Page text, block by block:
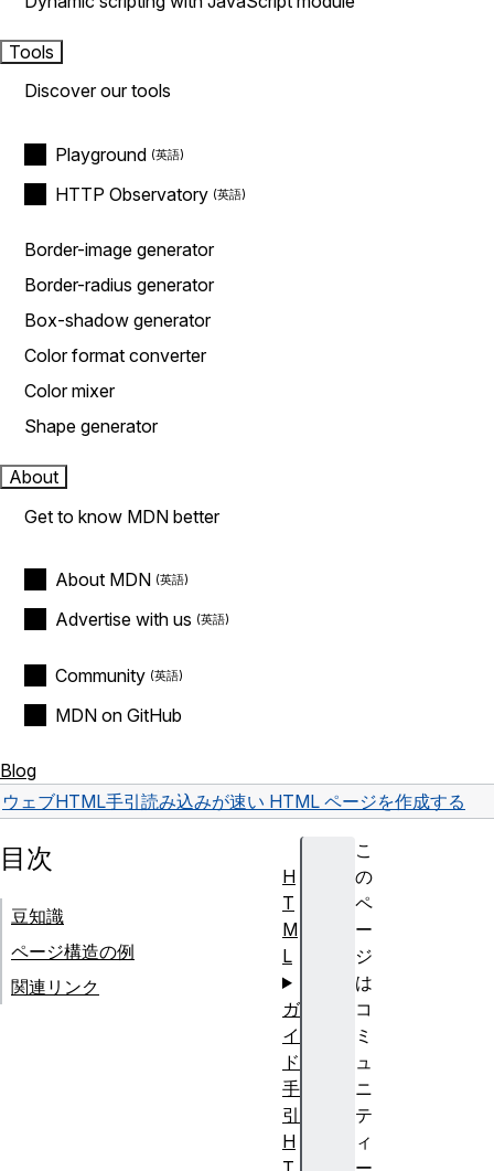
Tools
Discover our tools
Playground
HTTP Observatory
Border-image generator
Border-radius generator
Box-shadow generator
Color format converter
Color mixer
Shape generator
About
Get to know MDN better
About MDN
Advertise with us
Community
MDN on GitHub
Blog
ウェブHTML手引読み込みが速い HTML ページを作成する
こ
の
ペ
ー
ジ
は
コ
ミ
ュ
ニ
テ
ィ
目次
豆知識
ページ構造の例
関連リンク
H
T
M
L
ガ
イ
ド
手
引
H